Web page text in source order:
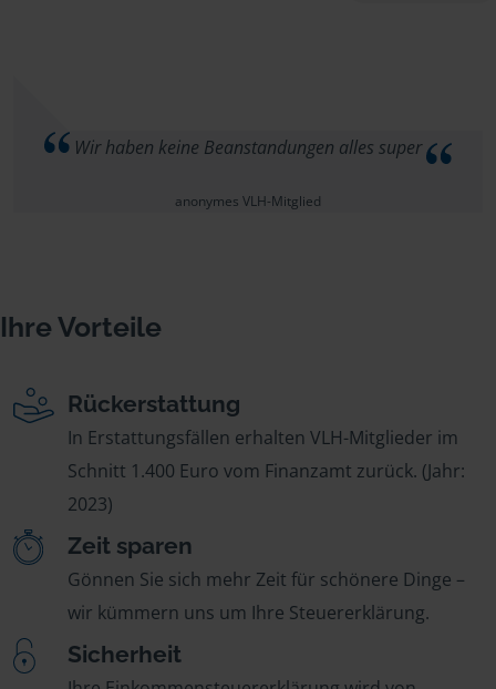
Wir haben keine Beanstandungen alles super
anonymes VLH-Mitglied
Ihre Vorteile
Rückerstattung
In Erstattungsfällen erhalten VLH-Mitglieder im
Schnitt 1.400 Euro vom Finanzamt zurück. (Jahr:
2023)
Zeit sparen
Gönnen Sie sich mehr Zeit für schönere Dinge –
wir kümmern uns um Ihre Steuererklärung.
Sicherheit